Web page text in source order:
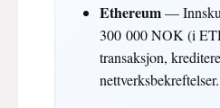
Ethereum—
300 000 NOK (i
transaksjon,
nettverksbekreftelser.